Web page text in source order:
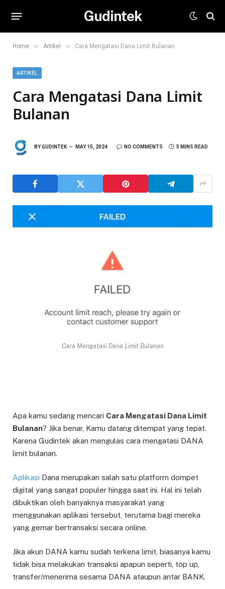
Gudintek
Home » Artikel » Cara Mengatasi Dana Limit Bulanan
ARTIKEL
Cara Mengatasi Dana Limit
Bulanan
BYGUDINTEK MAY 15, 2024 NO COMMENTS 5 MINS READ
Cara Mengatasi Dana Limit Bulanan
Apa kamu sedang mencari Cara Mengatasi Dana Limit
Bulanan? Jika benar, Kamu datang ditempat yang tepat.
Karena Gudintek akan mengulas cara mengatasi DANA
limit bulanan.
Aplikasi Dana merupakan salah satu platform dompet
digital yang sangat populer hingga saat ini. Hal ini telah
dibuktikan oleh banyaknya masyarakat yang
menggunakan aplikasi tersebut, terutama bagi mereka
yang gemar bertransaksi secara online.
Jika akun DANA kamu sudah terkena limit, biasanya kamu
tidak bisa melakukan transaksi apapun seperti, top up,
transfer/menerima sesama DANA ataupun antar BANK.